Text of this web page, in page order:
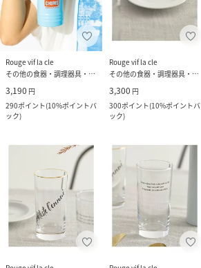
Rouge vif la cle
その他の食器・調理器具・キッチン用品
3,190 円
290ポイント(10%ポイントバ
ック)
Rouge vif la cle
その他の食器・調理器具・キッチン用品
3,300 円
300ポイント(10%ポイントバ
ック)